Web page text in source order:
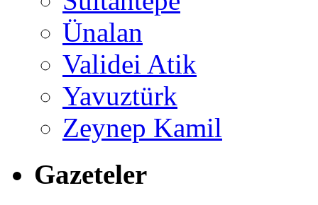
Ünalan
Validei Atik
Yavuztürk
Zeynep Kamil
Gazeteler